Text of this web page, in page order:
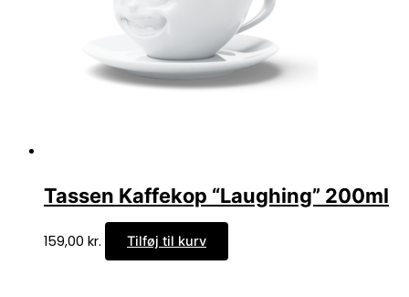
Tassen Kaffekop “Laughing” 200ml
159,00 kr. Tilføj til kurv